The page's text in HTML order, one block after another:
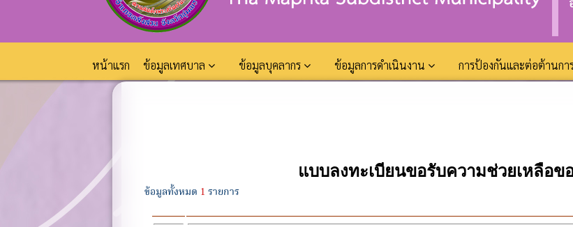
หน้าแรก ข้อมูลเทศบาล ข้อมูลบุคลากร ข้อมูลการดำเนินงาน การป้องกันและต่อต้านกา
แบบลงทะเบียนขอรับความช่วยเหลือข
ข้อมูลทั้งหมด 1 รายการ